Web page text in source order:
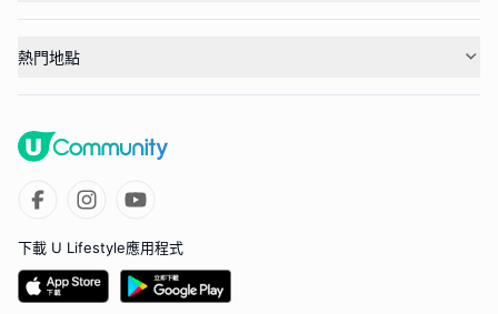
熱門地點
下載 U Lifestyle應用程式